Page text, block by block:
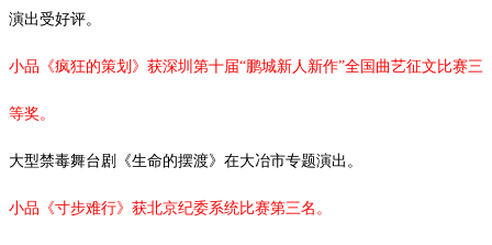
演出受好评。
小品《疯狂的策划》获深圳第十届“鹏城新人新作”全国曲艺征文比赛三
等奖。
大型禁毒舞台剧《生命的摆渡》在大冶市专题演出。
小品《寸步难行》获北京纪委系统比赛第三名。